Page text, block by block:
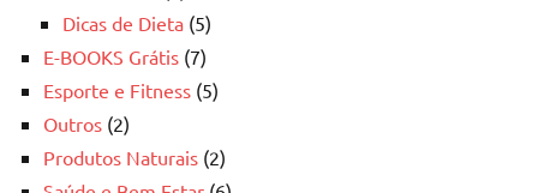
Dicas de Dieta (5)
E-BOOKS Grátis (7)
Esporte e Fitness (5)
Outros (2)
Produtos Naturais (2)